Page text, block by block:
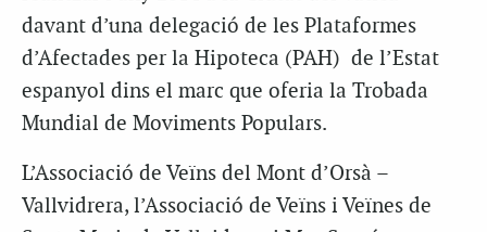
davant d’una delegació de les Plataformes
d’Afectades per la Hipoteca (PAH) de l’Estat
espanyol dins el marc que oferia la Trobada
Mundial de Moviments Populars.
L’Associació de Veïns del Mont d’Orsà –
Vallvidrera, l’Associació de Veïns i Veïnes de